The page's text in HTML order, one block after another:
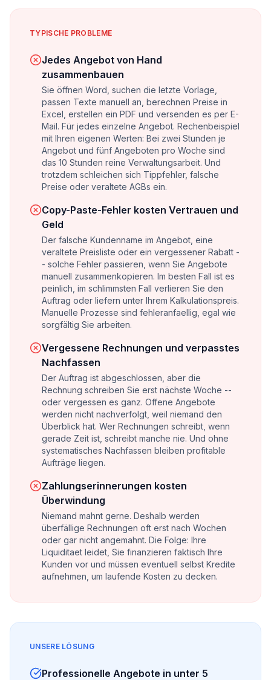
TYPISCHE PROBLEME
Jedes Angebot von Hand
zusammenbauen
Sie öffnen Word, suchen die letzte Vorlage,
passen Texte manuell an, berechnen Preise in
Excel, erstellen ein PDF und versenden es per E-
Mail. Für jedes einzelne Angebot. Rechenbeispiel
mit Ihren eigenen Werten: Bei zwei Stunden je
Angebot und fünf Angeboten pro Woche sind
das 10 Stunden reine Verwaltungsarbeit. Und
trotzdem schleichen sich Tippfehler, falsche
Preise oder veraltete AGBs ein.
Copy-Paste-Fehler kosten Vertrauen und
Geld
Der falsche Kundenname im Angebot, eine
veraltete Preisliste oder ein vergessener Rabatt -
- solche Fehler passieren, wenn Sie Angebote
manuell zusammenkopieren. Im besten Fall ist es
peinlich, im schlimmsten Fall verlieren Sie den
Auftrag oder liefern unter Ihrem Kalkulationspreis.
Manuelle Prozesse sind fehleranfaellig, egal wie
sorgfältig Sie arbeiten.
Vergessene Rechnungen und verpasstes
Nachfassen
Der Auftrag ist abgeschlossen, aber die
Rechnung schreiben Sie erst nächste Woche --
oder vergessen es ganz. Offene Angebote
werden nicht nachverfolgt, weil niemand den
Überblick hat. Wer Rechnungen schreibt, wenn
gerade Zeit ist, schreibt manche nie. Und ohne
systematisches Nachfassen bleiben profitable
Aufträge liegen.
Zahlungserinnerungen kosten
Überwindung
Niemand mahnt gerne. Deshalb werden
überfällige Rechnungen oft erst nach Wochen
oder gar nicht angemahnt. Die Folge: Ihre
Liquiditaet leidet, Sie finanzieren faktisch Ihre
Kunden vor und müssen eventuell selbst Kredite
aufnehmen, um laufende Kosten zu decken.
UNSERE LÖSUNG
Professionelle Angebote in unter 5